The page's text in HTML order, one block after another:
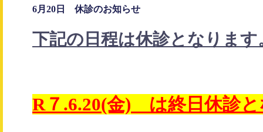
6月20日 休診のお知らせ
下記の日程は休診となります
R７.6.20(金) は終日休診